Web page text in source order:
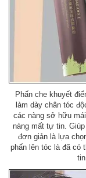
Phấn che khuyết
làm dày chân tóc
các nàng sở hữu
nàng mất tự tin.
đơn giản là lựa
phấn lên tóc là đã có